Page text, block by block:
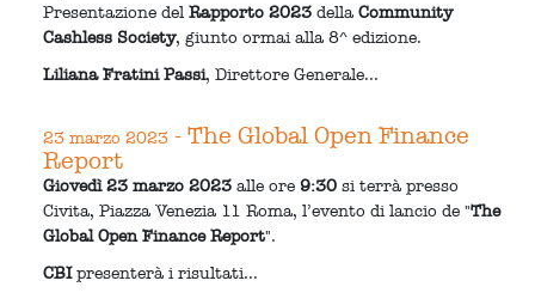
Presentazione delRapporto 2023 dellaCommunity
Cashless Society, giunto ormai alla 8^ edizione.
Liliana Fratini Passi, Direttore Generale...
23 marzo 2023 - The Global Open Finance
Report
Giovedì 23 marzo 2023 alle ore9:30 si terrà presso
Civita, Piazza Venezia 11 Roma, l’evento di lancio de "The
Global Open Finance Report".
CBIpresenterà i risultati...